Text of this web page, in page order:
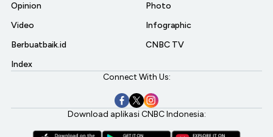
Opinion
Video
Berbuatbaik.id
Index
Photo
Infographic
CNBC TV
Connect With Us:
Download aplikasi CNBC Indonesia: